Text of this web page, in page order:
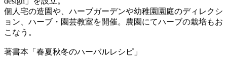
個人宅の造園や、ハーブガーデンや幼稚園園庭のディレクシ
ョン、ハーブ・園芸教室を開催。農園にてハーブの栽培もお
こなう。
著書本「春夏秋冬のハーバルレシピ」